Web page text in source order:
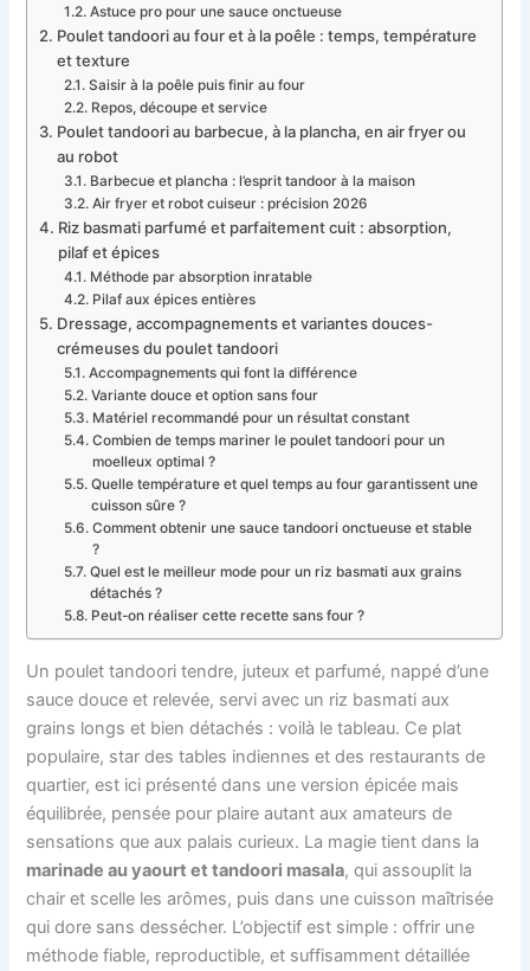
Astuce pro pour une sauce onctueuse
Poulet tandoori au four et à la poêle : temps, température
et texture
Saisir à la poêle puis finir au four
Repos, découpe et service
Poulet tandoori au barbecue, à la plancha, en air fryer ou
au robot
Barbecue et plancha : l’esprit tandoor à la maison
Air fryer et robot cuiseur : précision 2026
Riz basmati parfumé et parfaitement cuit : absorption,
pilaf et épices
Méthode par absorption inratable
Pilaf aux épices entières
Dressage, accompagnements et variantes douces-
crémeuses du poulet tandoori
Accompagnements qui font la différence
Variante douce et option sans four
Matériel recommandé pour un résultat constant
Combien de temps mariner le poulet tandoori pour un
moelleux optimal ?
Quelle température et quel temps au four garantissent une
cuisson sûre ?
Comment obtenir une sauce tandoori onctueuse et stable
?
Quel est le meilleur mode pour un riz basmati aux grains
détachés ?
Peut-on réaliser cette recette sans four ?
Un poulet tandoori tendre, juteux et parfumé, nappé d’une
sauce douce et relevée, servi avec un riz basmati aux
grains longs et bien détachés : voilà le tableau. Ce plat
populaire, star des tables indiennes et des restaurants de
quartier, est ici présenté dans une version épicée mais
équilibrée, pensée pour plaire autant aux amateurs de
sensations que aux palais curieux. La magie tient dans la
marinade au yaourt et tandoori masala, qui assouplit la
chair et scelle les arômes, puis dans une cuisson maîtrisée
qui dore sans dessécher. L’objectif est simple : offrir une
méthode fiable, reproductible, et suffisamment détaillée